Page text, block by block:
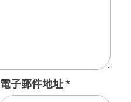
電子郵件地址*